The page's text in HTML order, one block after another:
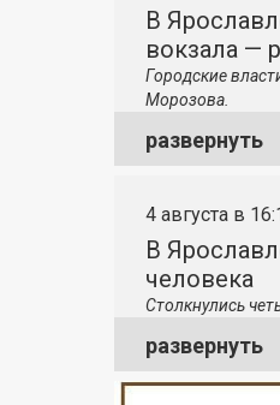
В
вокзала —
Городские
Морозова.
развернуть
4 августа в
В
человека
Столкнулись
развернуть